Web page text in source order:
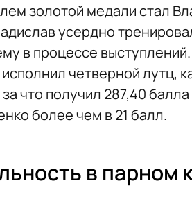
золотой медали стал
усердно
в процессе
четверной лутц,
что получил 287,40
более чем в 21 балл.
в парном